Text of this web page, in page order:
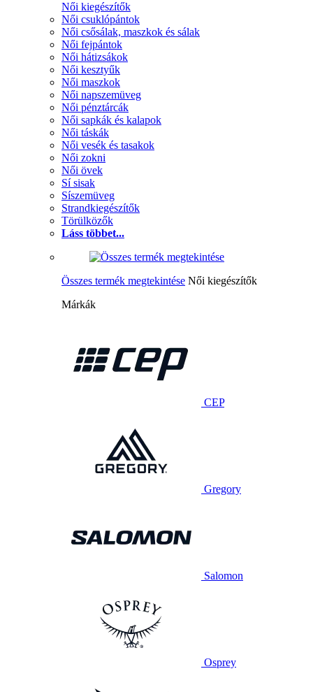
Női kiegészítők
Női csuklópántok
Női csősálak, maszkok és sálak
Női fejpántok
Női hátizsákok
Női kesztyűk
Női maszkok
Női napszemüveg
Női pénztárcák
Női sapkák és kalapok
Női táskák
Női vesék és tasakok
Női zokni
Női övek
Sí sisak
Síszemüveg
Strandkiegészítők
Törülközők
Láss többet...
Összes termék megtekintése Női kiegészítők
Márkák
CEP
Gregory
Salomon
Osprey